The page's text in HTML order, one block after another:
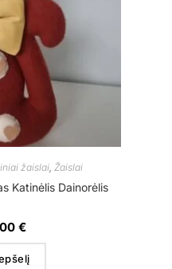
žaislai, Žaislai
Katinėlis Dainorėlis
€